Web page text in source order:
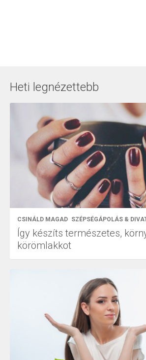
Heti legnézettebb
CSINÁLD MAGAD SZÉPSÉGÁPOLÁS &
Így készíts természetes,
körömlakkot